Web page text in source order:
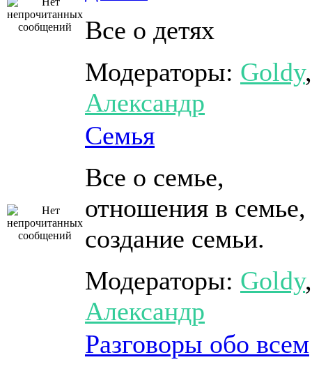
Все о детях
Модераторы: Goldy,
Александр
Семья
Все о семье,
отношения в семье,
создание семьи.
Модераторы: Goldy,
Александр
Разговоры обо всем